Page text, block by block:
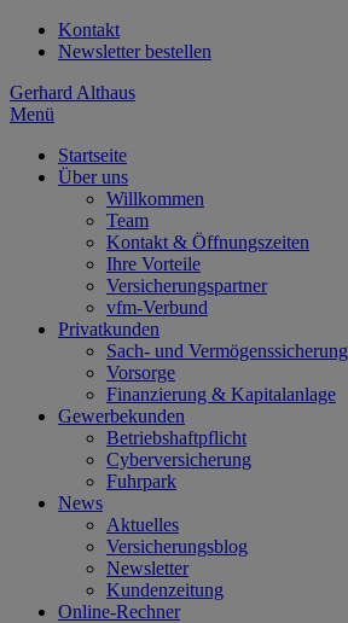
Kontakt
Newsletter bestellen
Gerhard Althaus
Menü
Startseite
Über uns
Willkommen
Team
Kontakt & Öffnungszeiten
Ihre Vorteile
Versicherungspartner
vfm-Verbund
Privatkunden
Sach- und Vermögenssicherung
Vorsorge
Finanzierung & Kapitalanlage
Gewerbekunden
Betriebshaftpflicht
Cyberversicherung
Fuhrpark
News
Aktuelles
Versicherungsblog
Newsletter
Kundenzeitung
Online-Rechner